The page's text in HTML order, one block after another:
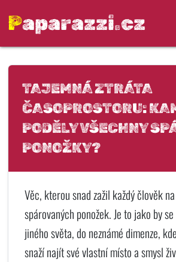
Paparazzi.cz
TAJEMNÁ ZTRÁTA
ČASOPROSTORU:
PODĚLY VŠECHNY
PONOŽKY?
Věc, kterou snad zažil každý člověk
spárovaných ponožek. Je to jako by
jiného světa, do neznámé dimenze,
snaží najít své vlastní místo a smysl